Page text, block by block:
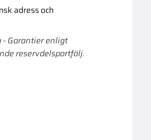
adress och
- Garantier enligt
reservdelsportfölj.